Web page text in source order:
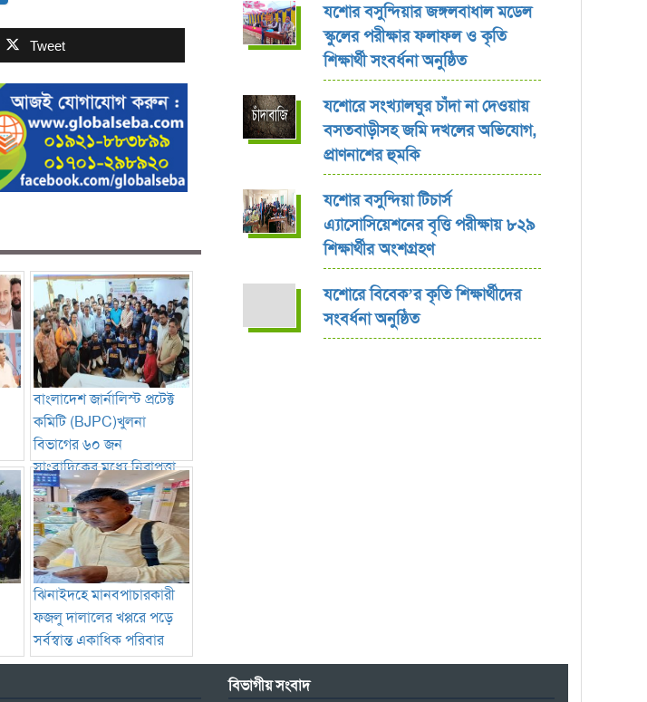
Tweet
বাংলাদেশ জার্নালিস্ট প্রটেক্ট
কমিটি (BJPC)খুলনা
বিভাগের ৬০ জন
সাংবাদিকের মধ্যে নিরাপত্তা
সরঞ্জাম বিতরণ
ঝিনাইদহে মানবপাচারকারী
ফজলু দালালের খপ্পরে পড়ে
সর্বস্বান্ত একাধিক পরিবার
যশোর বসুন্দিয়ার জঙ্গলবাধাল মডেল
স্কুলের পরীক্ষার ফলাফল ও কৃতি
শিক্ষার্থী সংবর্ধনা অনুষ্ঠিত
যশোরে সংখ্যালঘুর চাঁদা না দেওয়ায়
বসতবাড়ীসহ জমি দখলের অভিযোগ,
প্রাণনাশের হুমকি
যশোর বসুন্দিয়া টিচার্স
এ্যাসোসিয়েশনের বৃত্তি পরীক্ষায় ৮২৯
শিক্ষার্থীর অংশগ্রহণ
যশোরে বিবেক’র কৃতি শিক্ষার্থীদের
সংবর্ধনা অনুষ্ঠিত
বিভাগীয় সংবাদ